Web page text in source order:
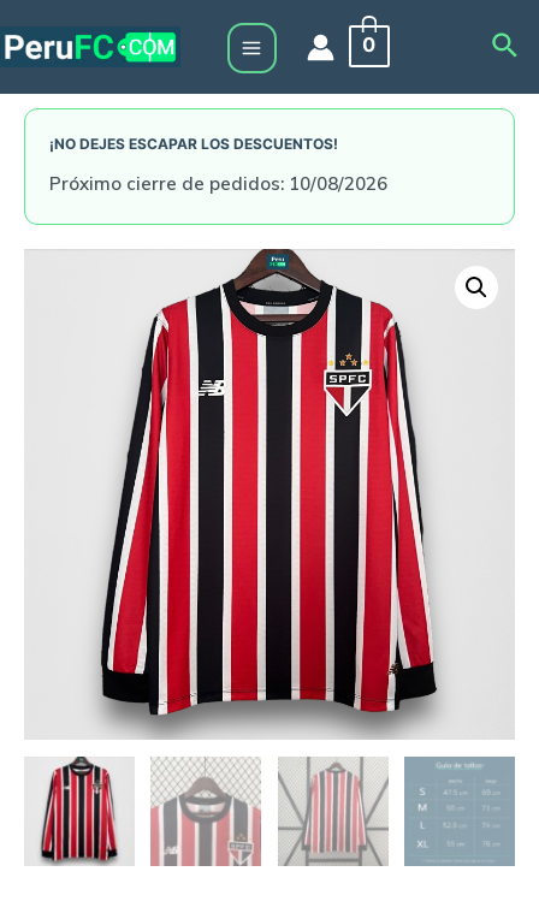
to
Main
Menu
0
¡NO DEJES ESCAPAR LOS DESCUENTOS!
Próximo cierre de pedidos: 10/08/2026